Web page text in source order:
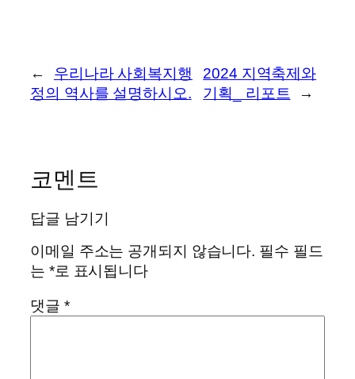
←
우리나라 사회복지행
정의 역사를 설명하시오.
2024 지역축제와
기획_ 리포트
→
코멘트
답글 남기기
이메일 주소는 공개되지 않습니다. 필수 필드
는 *로 표시됩니다
댓글 *